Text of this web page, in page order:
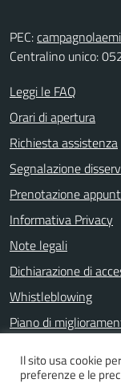
PEC:
Centralino unico:
Leggi le FAQ
Orari di apertura
Richiesta assistenza
Segnalazione
Prenotazione
Informativa Privacy
Note legali
Dichiarazione di
Whistleblowing
Piano di
Il sito usa cookie
preferenze e le